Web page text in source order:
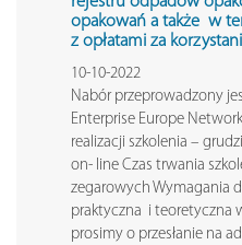
opakowań a także w
z opłatami za
10-10-2022
Nabór przeprowadzony
Enterprise Europe
realizacji szkolenia –
on- line Czas trwania
zegarowych Wymagania
praktyczna i teoretyczna
prosimy o przesłanie na